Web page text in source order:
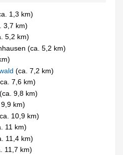
1,3 km)
3,7 km)
5,2 km)
(ca. 5,2 km)
(ca. 7,2 km)
7,6 km)
(ca. 9,8 km)
km)
10,9 km)
11 km)
11,4 km)
11,7 km)